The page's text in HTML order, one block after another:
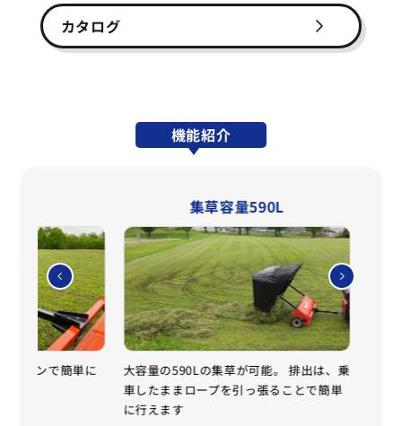
カタログ
機能紹介
、ピンで簡単に
集草容量590L
大容量の590Lの集草が可能。 排出は、乗
車したままロープを引っ張ることで簡単
に行えます